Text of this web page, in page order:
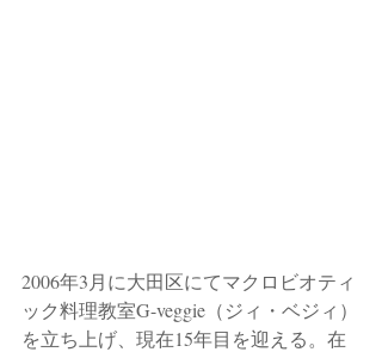
2006年3月に大田区にてマクロビオティ
ック料理教室G-veggie（ジィ・ベジィ）
を立ち上げ、現在15年目を迎える。在